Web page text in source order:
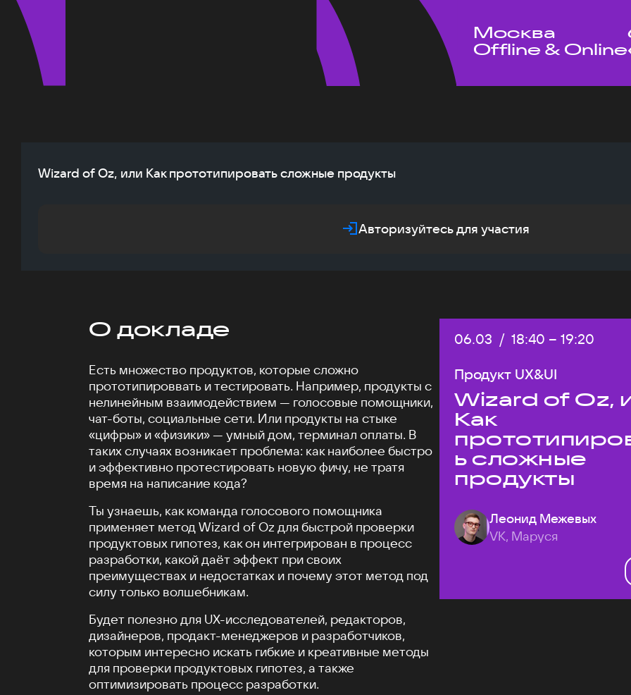
Москва
Offline & Online
Wizard of Oz, или Как прототипировать сложные продукты
Авторизуйтесь для участия
О докладе
Есть множество продуктов, которые сложно
прототипироввать и тестировать. Например, продукты с
нелинейным взаимодействием — голосовые помощники,
чат-боты, социальные сети. Или продукты на стыке
«цифры» и «физики» — умный дом, терминал оплаты. В
таких случаях возникает проблема: как наиболее быстро
и эффективно протестировать новую фичу, не тратя
время на написание кода?
Ты узнаешь, как команда голосового помощника
применяет метод Wizard of Oz для быстрой проверки
продуктовых гипотез, как он интегрирован в процесс
разработки, какой даёт эффект при своих
преимуществах и недостатках и почему этот метод под
силу только волшебникам.
Будет полезно для UX-исследователей, редакторов,
дизайнеров, продакт-менеджеров и разработчиков,
которым интересно искать гибкие и креативные методы
для проверки продуктовых гипотез, а также
оптимизировать процесс разработки.
Дата:
06.03 / Начало:
18:40 – Конец:
19:20
Продукт UX&UI
Wizard of Oz,
Как
ь сложные
продукты
Леонид Межевых
VK, Маруся